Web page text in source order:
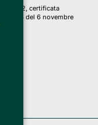
6.2, certificata
del 6 novembre